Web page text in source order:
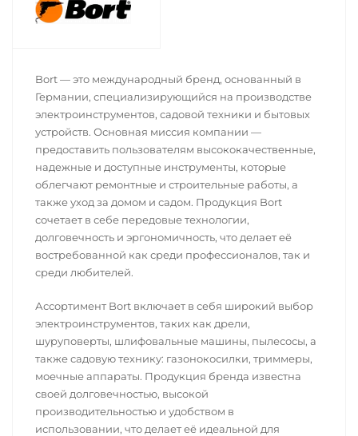
Bort — это международный бренд, основанный в
Германии, специализирующийся на производстве
электроинструментов, садовой техники и бытовых
устройств. Основная миссия компании —
предоставить пользователям высококачественные,
надежные и доступные инструменты, которые
облегчают ремонтные и строительные работы, а
также уход за домом и садом. Продукция Bort
сочетает в себе передовые технологии,
долговечность и эргономичность, что делает её
востребованной как среди профессионалов, так и
среди любителей.
Ассортимент Bort включает в себя широкий выбор
электроинструментов, таких как дрели,
шуруповерты, шлифовальные машины, пылесосы, а
также садовую технику: газонокосилки, триммеры,
моечные аппараты. Продукция бренда известна
своей долговечностью, высокой
производительностью и удобством в
использовании, что делает её идеальной для